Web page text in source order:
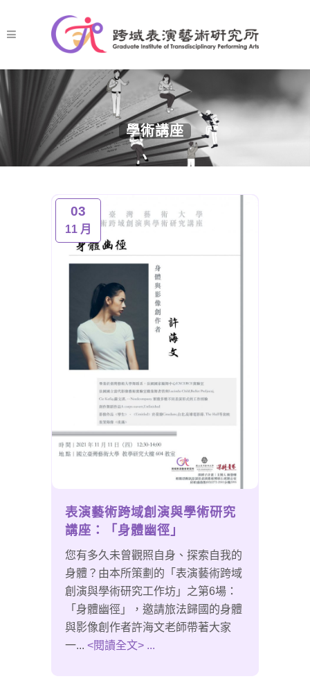
學術講座
03
11 月
表演藝術跨域創演與學術研究
講座：「身體幽徑」
您有多久未曾觀照自身、探索自我的
身體？由本所策劃的「表演藝術跨域
創演與學術研究工作坊」之第6場：
「身體幽徑」，邀請旅法歸國的身體
與影像創作者許海文老師帶著大家
一... <閱讀全文> ...